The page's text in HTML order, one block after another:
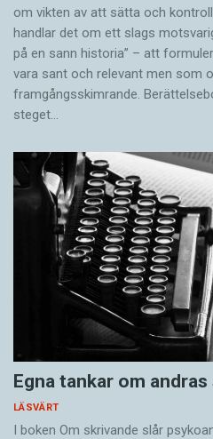
om vikten av att sätta och
handlar det om ett slags
på en sann historia” – att
vara sant och ­relevant men som
framgångsskimrande.
steget…
Egna tankar om
LÄSVÄRT
I boken Om skrivande slår